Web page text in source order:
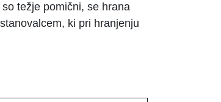
težje pomični, se hrana
ki pri hranjenju